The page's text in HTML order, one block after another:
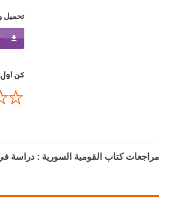
تحميل
كن
مراجعات كتاب القومية السورية : دراسة